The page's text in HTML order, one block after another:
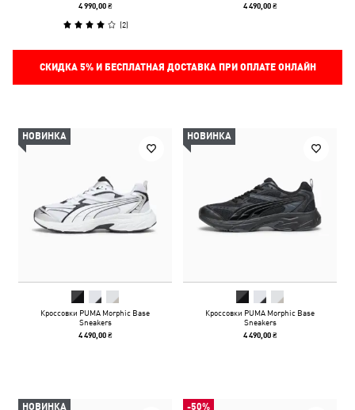
4 990,00 ₴
(2)
4 490,00 ₴
СКИДКА 5%И БЕСПЛАТНАЯ ДОСТАВКА ПРИ ОПЛАТЕ ОНЛАЙН
НОВИНКА
Кроссовки PUMA Morphic Base
Sneakers
4 490,00 ₴
НОВИНКА
Кроссовки PUMA Morphic Base
Sneakers
4 490,00 ₴
НОВИНКА -50%